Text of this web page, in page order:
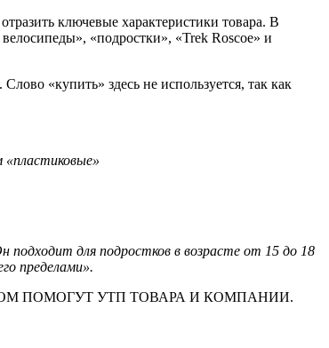
ключевые характеристики товара. В
«подростки», «Trek Roscoe» и
«купить» здесь не используется, так как
«пластиковые»
подходит для подростков в возрасте от 15 до 18
пределами».
ПОМОГУТ УТП ТОВАРА И КОМПАНИИ.